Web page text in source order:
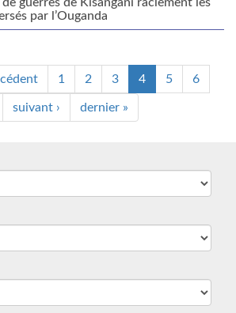
par l’Ouganda
1 2 3 4 5 6
suivant › dernier »